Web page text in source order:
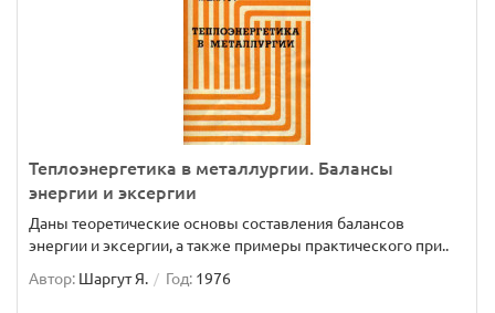
Теплоэнергетика в металлургии. Балансы
энергии и эксергии
Даны теоретические основы составления балансов
энергии и эксергии, а также примеры практического при..
Автор: Шаргут Я. Год: 1976